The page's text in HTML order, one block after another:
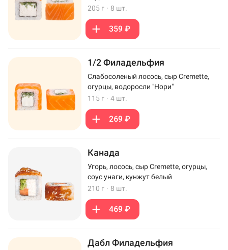
205 г · 8 шт.
359 ₽
1/2 Филадельфия
Слабосоленый лосось, сыр Cremette,
огурцы, водоросли "Нори"
115 г · 4 шт.
269 ₽
Канада
Угорь, лосось, сыр Cremette, огурцы,
соус унаги, кунжут белый
210 г · 8 шт.
469 ₽
Дабл Филадельфия